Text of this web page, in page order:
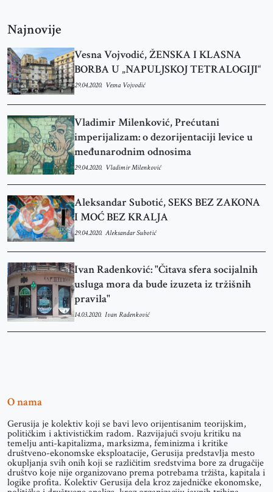
Najnovije
Vesna Vojvodić, ŽENSKA I KLASNA
BORBA U „NAPULJSKOJ TETRALOGIJI“
29.04.2020. Vesna Vojvodić
Vladimir Milenković, Prećutani
imperijalizam: o dezorijentaciji levice u
međunarodnim odnosima
29.04.2020. Vladimir Milenković
Aleksandar Subotić, SEKS BEZ ZAKONA
I MOĆ BEZ KRALJA
29.04.2020. Aleksandar Subotić
Ivan Radenković: "Čitava sfera socijalnih
usluga mora da bude izuzeta iz tržišnih
pravila"
14.03.2020. Ivan Radenković
O nama
Gerusija je kolektiv koji se bavi levo orijentisanim teorijskim,
političkim i aktivističkim radom. Razvijajući svoju kritiku na
temelju anti-kapitalizma, marksizma, feminizma i kritike
društveno-ekonomske eksploatacije, Gerusija predstavlja mesto
okupljanja svih onih koji se različitim sredstvima bore za drugačije
društvo koje nije organizovano prema potrebama tržišta, kapitala i
logike profita. Kolektiv Gerusija dela kroz zajedničke ekonomske,